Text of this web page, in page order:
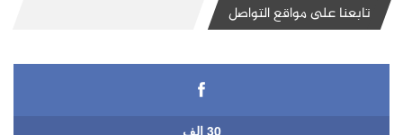
تابعنا على مواقع التواصل
30 الف